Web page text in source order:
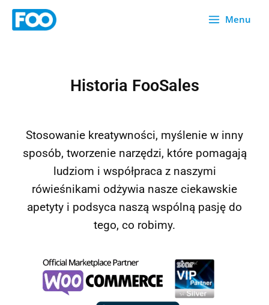
Przejdź
Menu
Historia FooSales
Stosowanie kreatywności, myślenie w inny
sposób, tworzenie narzędzi, które pomagają
ludziom i współpraca z naszymi
rówieśnikami odżywia nasze ciekawskie
apetyty i podsyca naszą wspólną pasję do
tego, co robimy.